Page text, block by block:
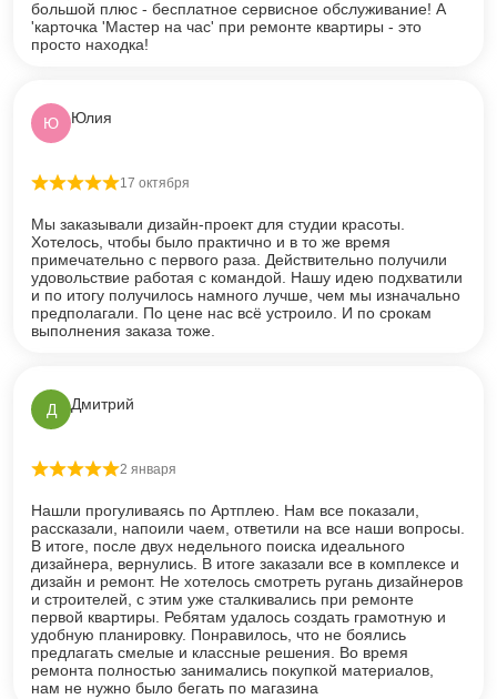
большой плюс - бесплатное сервисное обслуживание! А
'карточка 'Мастер на час' при ремонте квартиры - это
просто находка!
Ю Юлия
Оценка 5из 5
17 октября
Мы заказывали дизайн-проект для студии красоты.
Хотелось, чтобы было практично и в то же время
примечательно с первого раза. Действительно получили
удовольствие работая с командой. Нашу идею подхватили
и по итогу получилось намного лучше, чем мы изначально
предполагали. По цене нас всё устроило. И по срокам
выполнения заказа тоже.
Д Дмитрий
Оценка5из 5
2 января
Нашли прогуливаясь по Артплею. Нам все показали,
рассказали, напоили чаем, ответили на все наши вопросы.
В итоге, после двух недельного поиска идеального
дизайнера, вернулись. В итоге заказали все в комплексе и
дизайн и ремонт. Не хотелось смотреть ругань дизайнеров
и строителей, с этим уже сталкивались при ремонте
первой квартиры. Ребятам удалось создать грамотную и
удобную планировку. Понравилось, что не боялись
предлагать смелые и классные решения. Во время
ремонта полностью занимались покупкой материалов,
нам не нужно было бегать по магазина